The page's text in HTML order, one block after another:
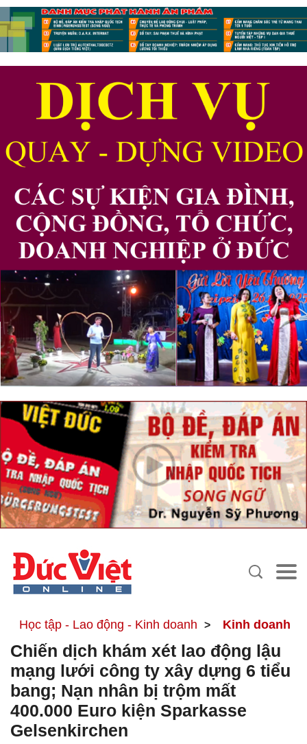
Học tập - Lao động - Kinh doanh Kinh doanh
Chiến dịch khám xét lao động lậu
mạng lưới công ty xây dựng 6 tiểu
bang; Nạn nhân bị trộm mất
400.000 Euro kiện Sparkasse
Gelsenkirchen